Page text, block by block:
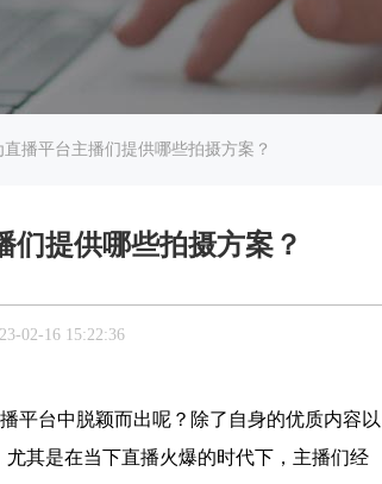
播平台主播们提供哪些拍摄方案？
们提供哪些拍摄方案？
02-16 15:22:36
平台中脱颖而出呢？除了自身的优质内容以
其是在当下直播火爆的时代下，主播们经